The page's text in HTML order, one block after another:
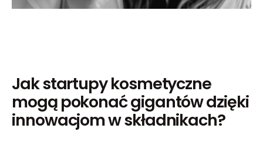
Jak startupy kosmetyczne
mogą pokonać gigantów dzięki
innowacjom w składnikach?